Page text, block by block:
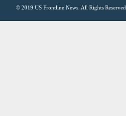
© 2019 US Frontline News . All Rights Reserved